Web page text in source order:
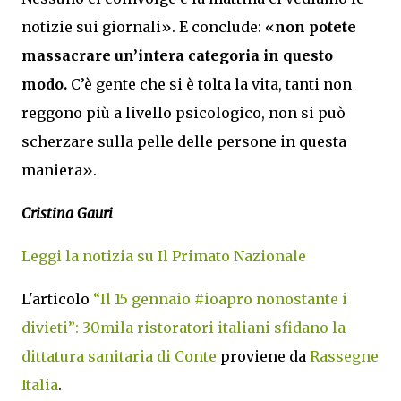
notizie sui giornali». E conclude: «non potete
massacrare un’intera categoria in questo
modo. C’è gente che si è tolta la vita, tanti non
reggono più a livello psicologico, non si può
scherzare sulla pelle delle persone in questa
maniera».
Cristina Gauri
Leggi la notizia su Il Primato Nazionale
L'articolo “Il 15 gennaio #ioapro nonostante i
divieti”: 30mila ristoratori italiani sfidano la
dittatura sanitaria di Conte proviene da Rassegne
Italia.